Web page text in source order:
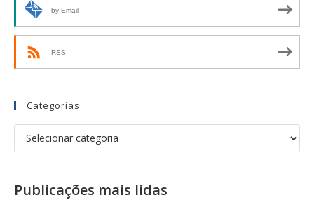
by Email
RSS
Categorias
Publicações mais lidas